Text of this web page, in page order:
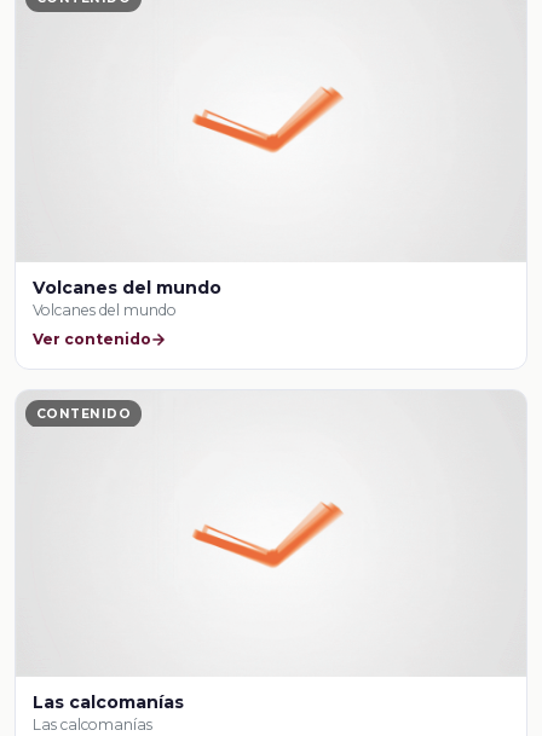
Volcanes del mundo
Volcanes del mundo
Ver contenido
CONTENIDO
Las calcomanías
Las calcomanías